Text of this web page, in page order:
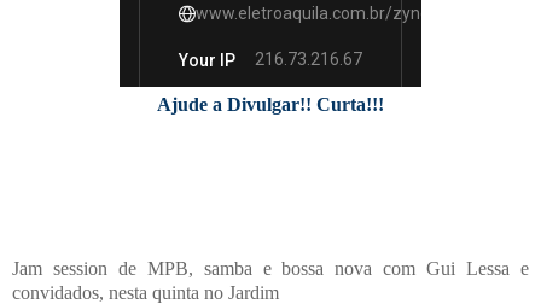
Ajude a Divulgar!! Curta!!!
Jam session de MPB, samba e bossa nova com Gui Lessa e
convidados, nesta quinta no Jardim